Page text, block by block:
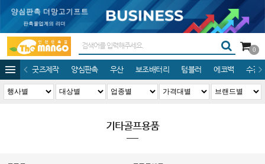
0
굿즈제작 양심판촉 우산 보조배터리 텀블러 에코백 수건/
기타골프용품